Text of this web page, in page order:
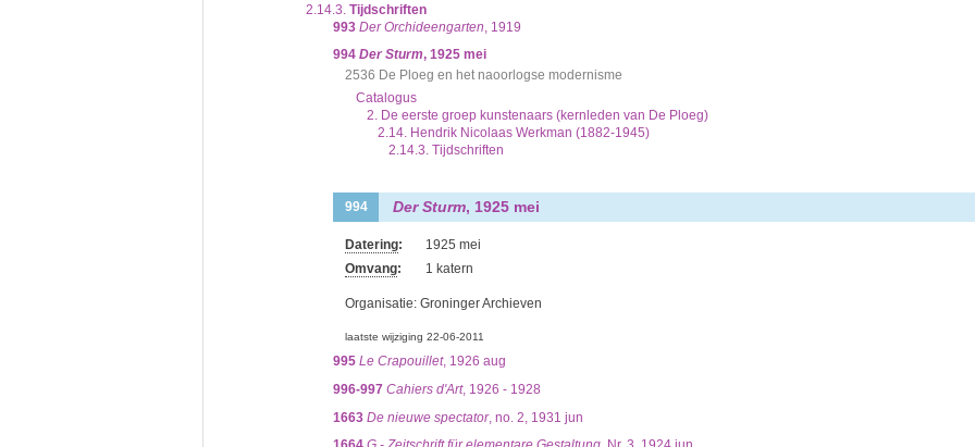
2.14.3. Tijdschriften
993 Der Orchideengarten , 1919
994 Der Sturm, 1925 mei
2536 De Ploeg en het naoorlogse modernisme
Catalogus
2. De eerste groep kunstenaars (kernleden van De Ploeg)
2.14. Hendrik Nicolaas Werkman (1882-1945)
2.14.3. Tijdschriften
994 Der Sturm, 1925 mei
Datering:
1925 mei
Omvang: 1 katern
Organisatie: Groninger Archieven
laatste wijziging 22-06-2011
995 Le Crapouillet, 1926 aug
996-997 Cahiers d'Art, 1926 - 1928
1663 De nieuwe spectator, no. 2, 1931 jun